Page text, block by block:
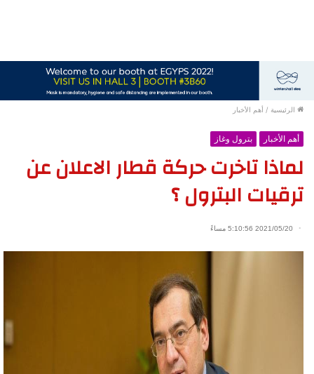
الرئيسية / أهم الأخبار
أهم الأخبار بترول وغاز
لماذا تاخرت حركة قطار الاعلان عن
ترقيات البترول ؟
2021/05/20 5:10:56 مساءً